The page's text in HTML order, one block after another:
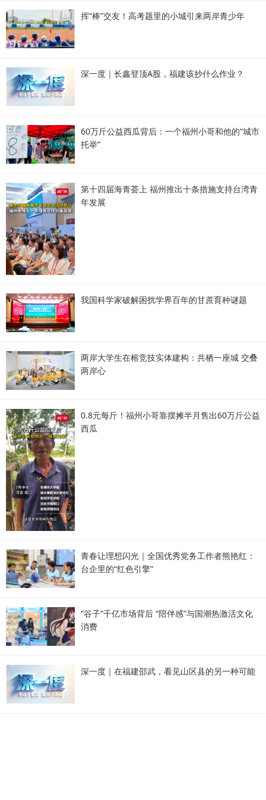
挥“棒”交友！高考题里的小城引来两岸青少年
深一度｜长鑫登顶A股，福建该抄什么作业？
60万斤公益西瓜背后：一个福州小哥和他的“城市
托举”
第十四届海青荟上 福州推出十条措施支持台湾青
年发展
我国科学家破解困扰学界百年的甘蔗育种谜题
两岸大学生在榕竞技实体建构：共栖一座城 交叠
两岸心
0.8元每斤！福州小哥靠摆摊半月售出60万斤公益
西瓜
青春让理想闪光｜全国优秀党务工作者熊艳红：
台企里的“红色引擎”
“谷子”千亿市场背后 “陪伴感”与国潮热激活文化
消费
深一度｜在福建邵武，看见山区县的另一种可能